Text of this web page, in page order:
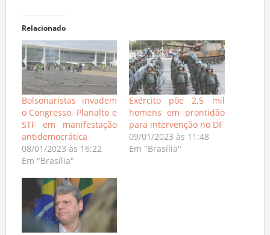
Relacionado
Bolsonaristas invadem
o Congresso, Planalto e
STF em manifestação
antidemocrática
08/01/2023 às 16:22
Em "Brasília"
Exército põe 2,5 mil
homens em prontidão
para intervenção no DF
09/01/2023 às 11:48
Em "Brasília"